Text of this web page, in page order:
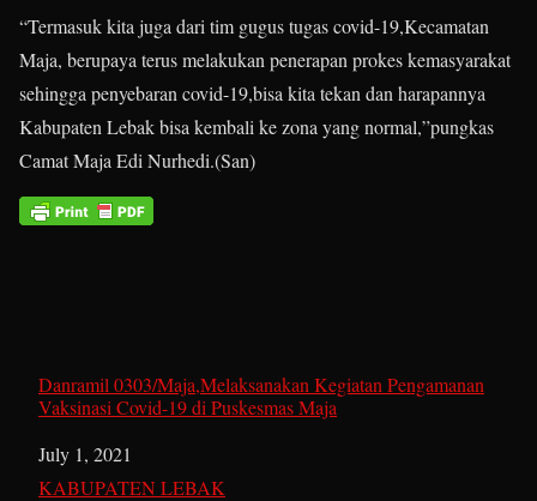
“Termasuk kita juga dari tim gugus tugas covid-19,Kecamatan
Maja, berupaya terus melakukan penerapan prokes kemasyarakat
sehingga penyebaran covid-19,bisa kita tekan dan harapannya
Kabupaten Lebak bisa kembali ke zona yang normal,”pungkas
Camat Maja Edi Nurhedi.(San)
Danramil 0303/Maja,Melaksanakan Kegiatan Pengamanan
Vaksinasi Covid-19 di Puskesmas Maja
Date
July 1, 2021
In relation to
KABUPATEN LEBAK